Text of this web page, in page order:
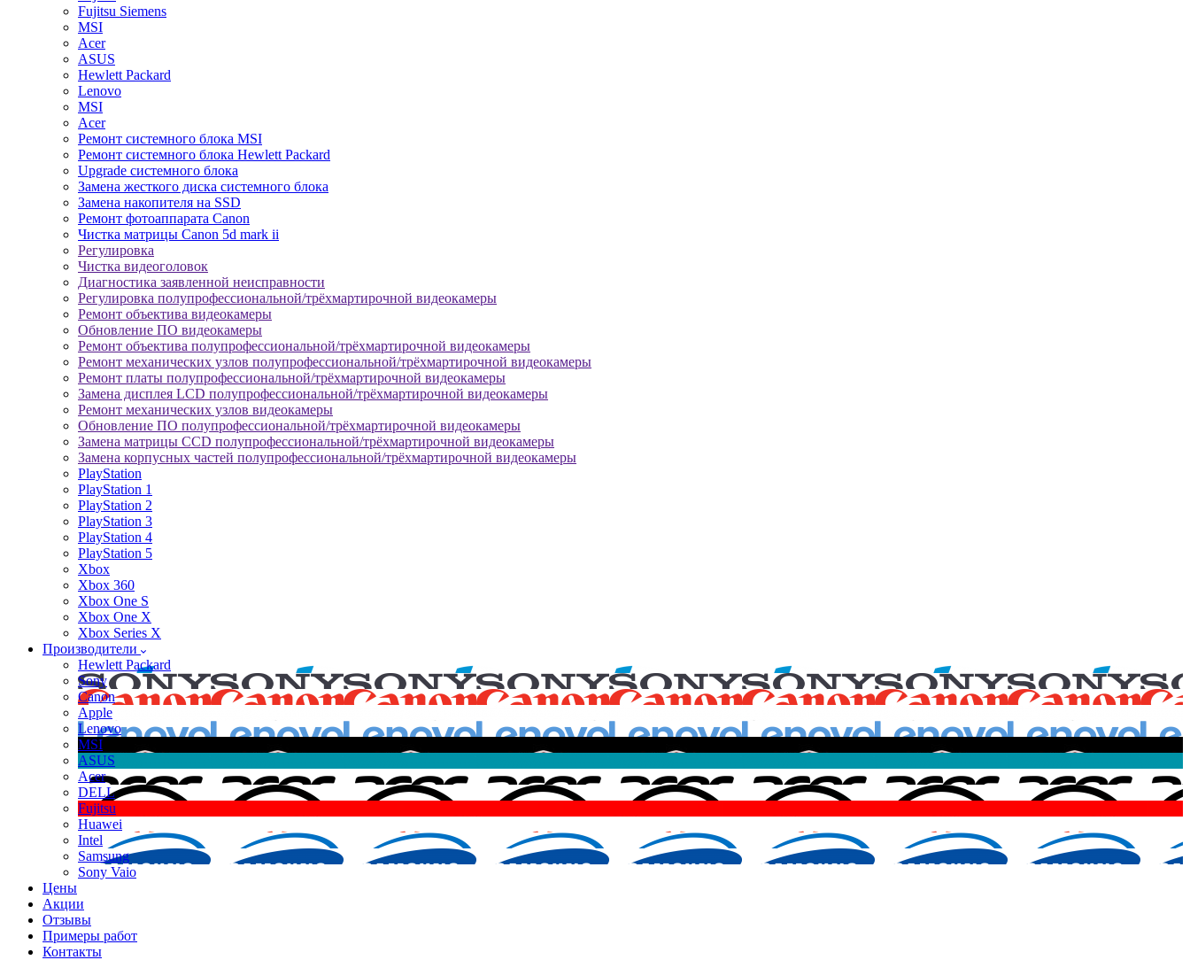
Fujitsu Siemens
MSI
Acer
ASUS
Hewlett Packard
Lenovo
MSI
Acer
Ремонт системного блока MSI
Ремонт системного блока Hewlett Packard
Upgrade системного блока
Замена жесткого диска системного блока
Замена накопителя на SSD
Ремонт фотоаппарата Canon
Чистка матрицы Canon 5d mark ii
Регулировка
Чистка видеоголовок
Диагностика заявленной неисправности
Регулировка полупрофессиональной/трёхмартирочной видеокамеры
Ремонт объектива видеокамеры
Обновление ПО видеокамеры
Ремонт объектива полупрофессиональной/трёхмартирочной видеокамеры
Ремонт механических узлов полупрофессиональной/трёхмартирочной видеокамеры
Ремонт платы полупрофессиональной/трёхмартирочной видеокамеры
Замена дисплея LCD полупрофессиональной/трёхмартирочной видеокамеры
Ремонт механических узлов видеокамеры
Обновление ПО полупрофессиональной/трёхмартирочной видеокамеры
Замена матрицы CCD полупрофессиональной/трёхмартирочной видеокамеры
Замена корпусных частей полупрофессиональной/трёхмартирочной видеокамеры
PlayStation
PlayStation 1
PlayStation 2
PlayStation 3
PlayStation 4
PlayStation 5
Xbox
Xbox 360
Xbox One S
Xbox One X
Xbox Series X
Производители
Hewlett Packard
Sony
Canon
Apple
Lenovo
MSI
ASUS
Acer
DELL
Fujitsu
Huawei
Intel
Samsung
Sony Vaio
Цены
Акции
Отзывы
Примеры работ
Контакты